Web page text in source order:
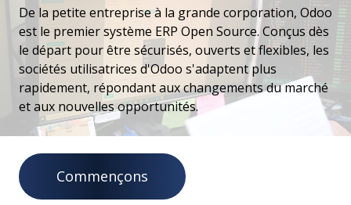
De la petite entreprise à la grande corporation, Odoo
est le premier système ERP Open Source. Conçus dès
le départ pour être sécurisés, ouverts et flexibles, les
sociétés utilisatrices d'Odoo s'adaptent plus
rapidement, répondant aux changements du marché
et aux nouvelles opportunités.
Commençons